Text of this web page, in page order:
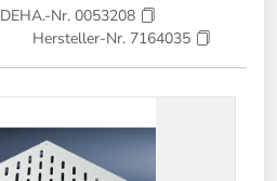
DEHA.-Nr. 0053208
Hersteller-Nr. 7164035